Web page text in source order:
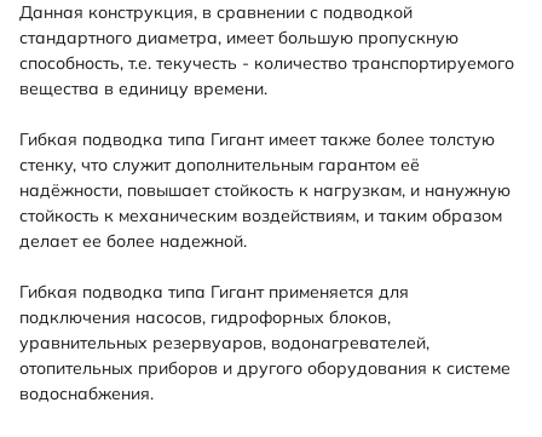
Данная конструкция, в сравнении с подводкой
стандартного диаметра, имеет большую пропускную
способность, т.е. текучесть - количество транспортируемого
вещества в единицу времени.
Гибкая подводка типа Гигант имеет также более толстую
стенку, что служит дополнительным гарантом её
надёжности, повышает стойкость к нагрузкам, и нанужную
стойкость к механическим воздействиям, и таким образом
делает ее более надежной.
Гибкая подводка типа Гигант применяется для
подключения насосов, гидрофорных блоков,
уравнительных резервуаров, водонагревателей,
отопительных приборов и другого оборудования к системе
водоснабжения.